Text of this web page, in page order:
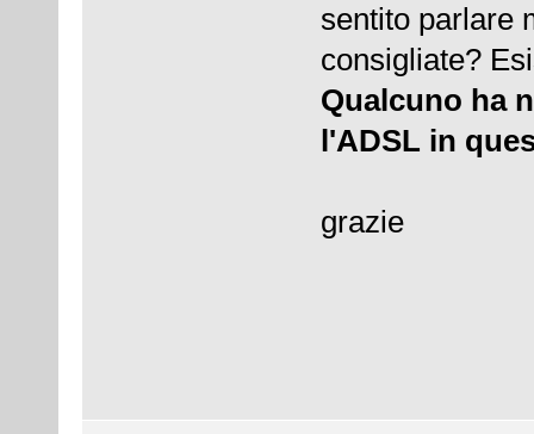
sentito parlare
consigliate?
Qualcuno ha
l'ADSL in
grazie